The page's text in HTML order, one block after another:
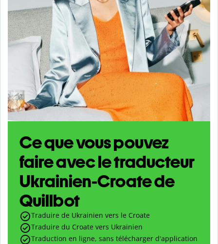
Ce que vous pouvez
faire avec le traducteur
Ukrainien-Croate de
Quillbot
Traduire de Ukrainien vers le Croate
Traduire du Croate vers Ukrainien
Traduction en ligne, sans télécharger d'application